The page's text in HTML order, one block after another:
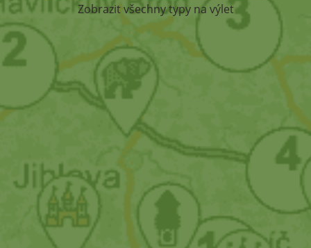
Zobrazit všechny typy na výlet